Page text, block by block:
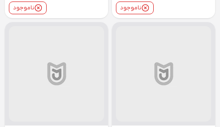
ناموجود ناموجود